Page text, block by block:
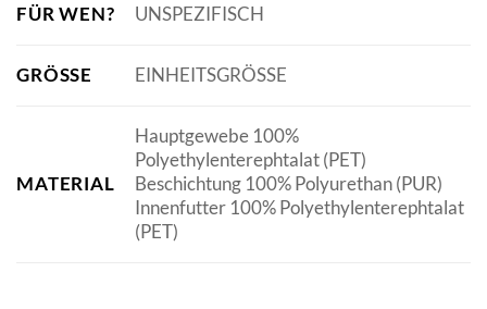
FÜR WEN? UNSPEZIFISCH
GRÖSSE EINHEITSGRÖSSE
MATERIAL
Hauptgewebe 100%
Polyethylenterephtalat (PET)
Beschichtung 100% Polyurethan (PUR)
Innenfutter 100% Polyethylenterephtalat
(PET)